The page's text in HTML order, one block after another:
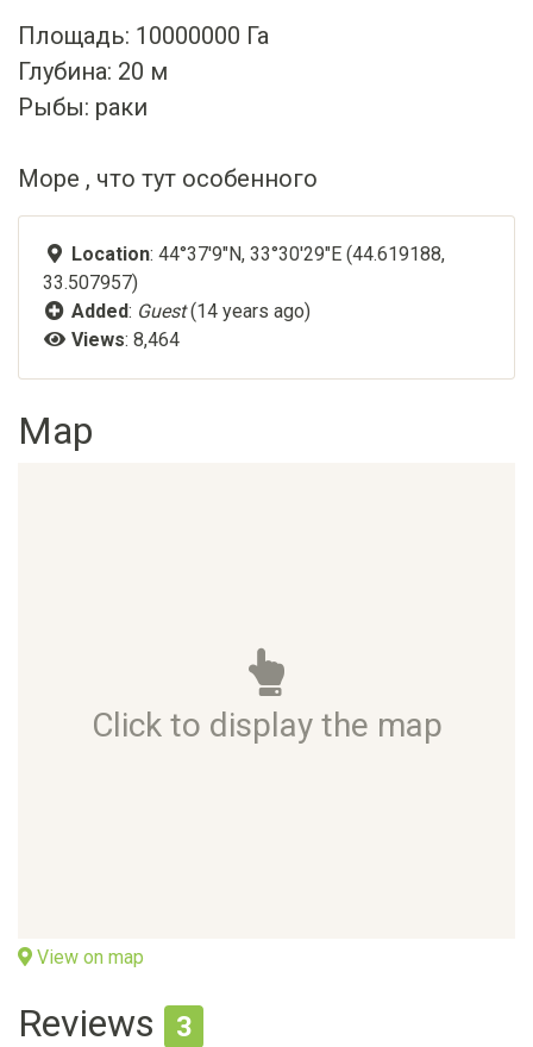
Площадь: 10000000 Га
Глубина: 20 м
Рыбы: раки
Море , что тут особенного
Location: 44°37'9"N, 33°30'29"E (44.619188,
33.507957)
Added: Guest(14 years ago)
Views: 8,464
Map
Click to display the map
View on map
Reviews 3